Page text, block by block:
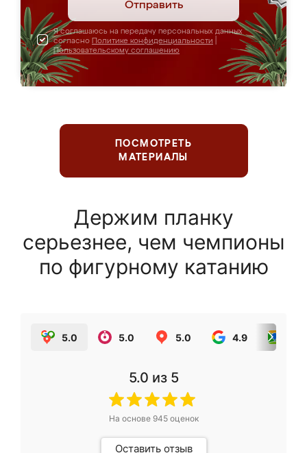
Отправить
Я соглашаюсь на передачу персональных данных
согласно Политике конфиденциальности
Пользовательскому соглашению
ПОСМОТРЕТЬ
МАТЕРИАЛЫ
Держим планку
серьезнее, чем чемпионы
по фигурному катанию
5.0 5.0 5.0 4.9
5.0 из 5
На основе 945оценок
Оставить отзыв